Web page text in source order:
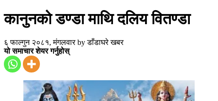
कानुनको डण्डा माथि दलिय वितण्डा
६ फाल्गुन २०८१, मंगलवारbyडाँडाघरे खबर
यो समाचार शेयर गर्नुहोस्